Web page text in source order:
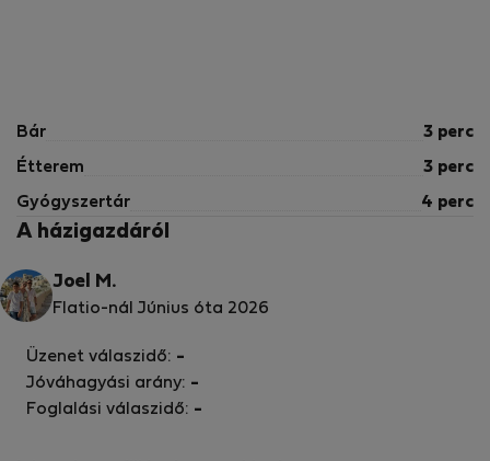
Bár 3 perc
Étterem 3 perc
Gyógyszertár 4 perc
A házigazdáról
Joel M.
Flatio-nál Június óta 2026
Üzenet válaszidő: -
Jóváhagyási arány: -
Foglalási válaszidő: -